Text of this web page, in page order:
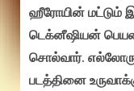
ஹீரோயின் மட்டும்
டெக்னீஷியன்
சொல்வார்.
படத்தினை